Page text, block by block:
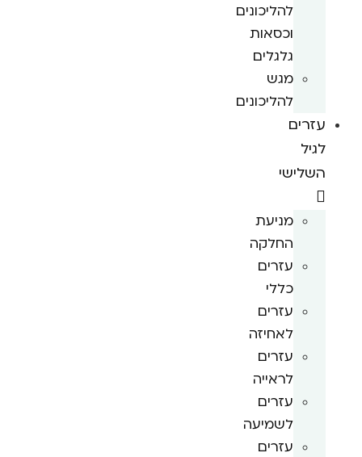
להליכונים
וכסאות
גלגלים
מגש
להליכונים
עזרים
לגיל
השלישי
מניעת
החלקה
עזרים
כללי
עזרים
לאחיזה
עזרים
לראייה
עזרים
לשמיעה
עזרים